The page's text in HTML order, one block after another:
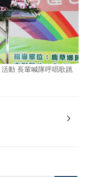
動 長輩喊隊呼唱歌跳